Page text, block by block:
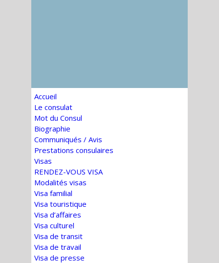
Accueil
Le consulat
Mot du Consul
Biographie
Communiqués / Avis
Prestations consulaires
Visas
RENDEZ-VOUS VISA
Modalités visas
Visa familial
Visa touristique
Visa d’affaires
Visa culturel
Visa de transit
Visa de travail
Visa de presse